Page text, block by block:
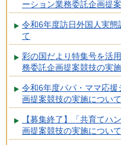
ーション業務委託企画提
令和6年度訪日外国人実
て
彩の国だより特集号を活
務委託企画提案競技の実
令和6年度パパ・ママ応
画提案競技の実施について
【募集終了】「共育てハ
画提案競技の実施について